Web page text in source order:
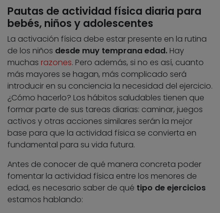
Pautas de actividad física diaria para
bebés, niños y adolescentes
La activación física debe estar presente en la rutina
de los niños desde muy temprana edad. Hay
muchas razones. Pero además, si no es así, cuanto
más mayores se hagan, más complicado será
introducir en su conciencia la necesidad del ejercicio.
¿Cómo hacerlo? Los hábitos saludables tienen que
formar parte de sus tareas diarias: caminar, juegos
activos y otras acciones similares serán la mejor
base para que la actividad física se convierta en
fundamental para su vida futura.
Antes de conocer de qué manera concreta poder
fomentar la actividad física entre los menores de
edad, es necesario saber de qué tipo de ejercicios
estamos hablando: